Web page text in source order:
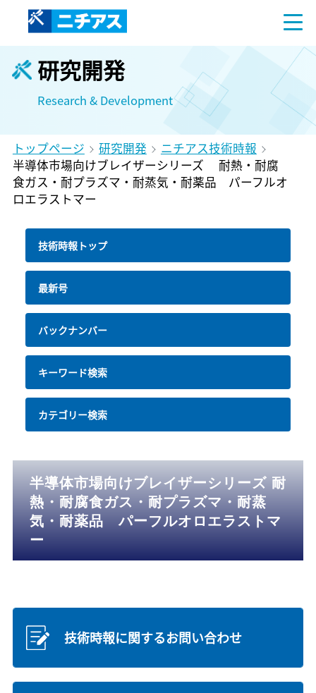
研究開発
Research & Development
トップページ 研究開発
ニチアス技術時報
半導体市場向けブレイザーシリーズ 耐熱・耐腐
食ガス・耐プラズマ・耐蒸気・耐薬品 パーフルオ
ロエラストマー
技術時報トップ
最新号
バックナンバー
キーワード検索
カテゴリー検索
半導体市場向けブレイザーシリーズ 耐
熱・耐腐食ガス・耐プラズマ・耐蒸
気・耐薬品 パーフルオロエラストマ
ー
技術時報に関するお問い合わせ